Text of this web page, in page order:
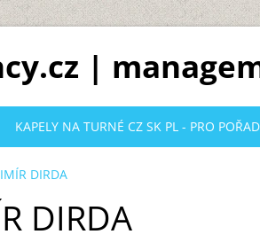
|
DIRDA
DIRDA
KAPELY NA TURNÉ CZ SK PL - PRO